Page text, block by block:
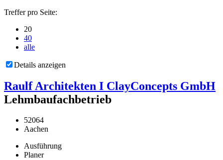
Treffer pro Seite:
20
40
alle
Details anzeigen
Raulf Architekten I ClayConcepts GmbH
Lehmbaufachbetrieb
52064
Aachen
Ausführung
Planer